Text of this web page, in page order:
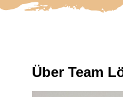
Über Team